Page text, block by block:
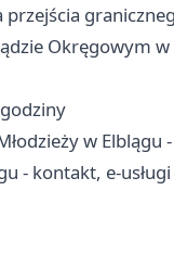
przejścia
Okręgowym
w
- kontakt, e-